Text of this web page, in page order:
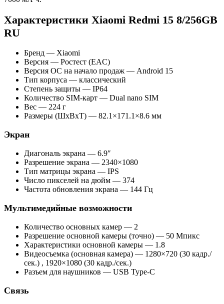
Характеристики Xiaomi Redmi 15 8/256GB
RU
Бренд — Xiaomi
Версия — Ростест (EAC)
Версия ОС на начало продаж — Android 15
Тип корпуса — классический
Степень защиты — IP64
Количество SIM-карт — Dual nano SIM
Вес — 224 г
Размеры (ШxВxТ) — 82.1×171.1×8.6 мм
Экран
Диагональ экрана — 6.9″
Разрешение экрана — 2340×1080
Тип матрицы экрана — IPS
Число пикселей на дюйм — 374
Частота обновления экрана — 144 Гц
Мультимедийные возможности
Количество основных камер — 2
Разрешение основной камеры (точно) — 50 Мпикс
Характеристики основной камеры — 1.8
Видеосъемка (основная камера) — 1280×720 (30 кадр./
сек.) , 1920×1080 (30 кадр./сек.)
Разъем для наушников — USB Type-C
Связь